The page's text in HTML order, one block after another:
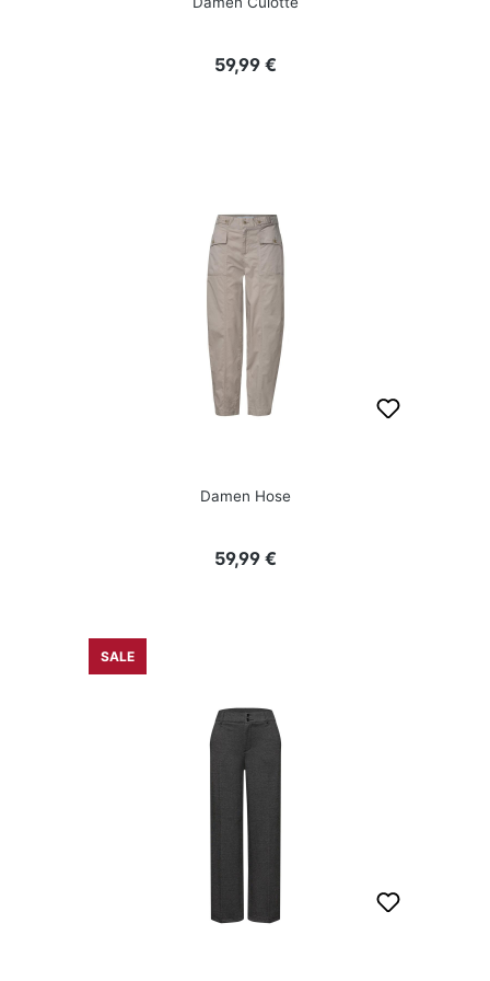
Regulärer Preis:
59,99 €
Damen Hose
Regulärer Preis:
59,99 €
SALE